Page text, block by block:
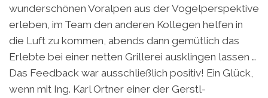
wunderschönen Voralpen aus der Vogelperspektive
erleben, im Team den anderen Kollegen helfen in
die Luft zu kommen, abends dann gemütlich das
Erlebte bei einer netten Grillerei ausklingen lassen …
Das Feedback war ausschließlich positiv! Ein Glück,
wenn mit Ing. Karl Ortner einer der Gerstl-